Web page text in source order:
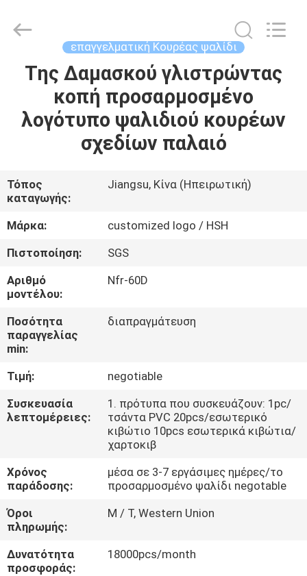
ΣΠΊΤΙ
ΠΡΟΪΌΝΤΑ
ΕΜΕΊΣ
ΓΎΡΟΣ
ΕΡΓΟΣΤΑΣΊΩΝ
ΠΟΙΟΤΙΚΌΣ
ΈΛΕΓΧΟΣ
ΕΛΆΤΕ
ΣΕ
ΕΠΑΦΉ
ΖΗΤΉΣΤΕ
ΈΝΑ
ΑΠΌΣΠΑΣΜΑ
Scissors
Reserved.
επαγγελματική Κουρέας ψαλίδι
Της Δαμασκού γλιστρώντας
κοπή προσαρμοσμένο
λογότυπο ψαλιδιού κουρέων
σχεδίων παλαιό
Τόπος
καταγωγής:
Jiangsu, Κίνα (Ηπειρωτική)
Μάρκα:
customized logo / HSH
Πιστοποίηση:
SGS
Αριθμό
μοντέλου:
Nfr-60D
Ποσότητα
παραγγελίας
min:
διαπραγμάτευση
Τιμή:
negotiable
Συσκευασία
λεπτομέρειες:
1. πρότυπα που συσκευάζουν: 1pc/
τσάντα PVC 20pcs/εσωτερικό
κιβώτιο 10pcs εσωτερικά κιβώτια/
χαρτοκιβ
Χρόνος
παράδοσης:
μέσα σε 3-7 εργάσιμες ημέρες/το
προσαρμοσμένο ψαλίδι negotable
Όροι
πληρωμής:
Μ / Τ, Western Union
Δυνατότητα
προσφοράς:
18000pcs/month